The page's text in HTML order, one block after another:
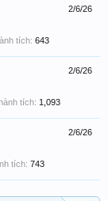
2/6/26
tích: 643
2/6/26
tích: 1,093
2/6/26
tích: 743